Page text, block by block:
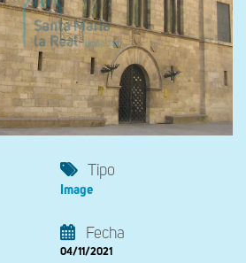
Tipo
Image
Fecha
04/11/2021